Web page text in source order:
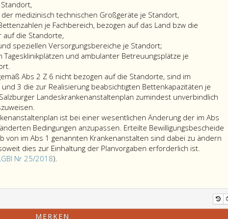
medizinisch technischen Großgeräte je Standort,
je Fachbereich, bezogen auf das Land bzw die
auf die Standorte,
speziellen Versorgungsbereiche je Standort;
Tagesklinikplätzen und ambulanter Betreuungsplätze je
Abs 2 Z 6 nicht bezogen auf die Standorte, sind im
und 3 die zur Realisierung beabsichtigten Bettenkapazitäten je
Landeskrankenanstaltenplan zumindest unverbindlich
die
Festlegungen
gemäß
Absatz
2,
nicht
auf
ist bei einer wesentlichen Änderung der im Abs
Bedingungen anzupassen. Erteilte Bewilligungsbescheide
von im Abs 1 genannten Krankenanstalten sind dabei zu ändern
dies zur Einhaltung der Planvorgaben erforderlich ist.
bei
einer
Nr 25/2018).
Grund
Nr
MERKEN